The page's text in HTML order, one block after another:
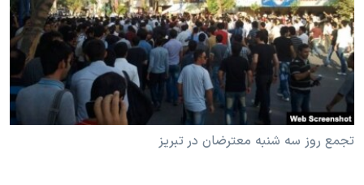
فرهنگ و زندگی
حقوق شهروندی
اقتصادی
علم و فناوری
مستندها
انتخابات ریاست جمهوری آمریکا ۲۰۲۴
حمله جمهوری اسلامی به اسرائیل
رمز مهسا
دنبال کنید
زبانهای مختلف
تجمع روز سه شنبه معترضان در تبریز